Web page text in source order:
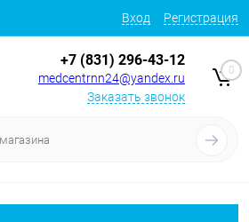
Вход Регистрация
+7 (831) 296-43-12
medcentrnn24@yandex.ru
Заказать звонок
0